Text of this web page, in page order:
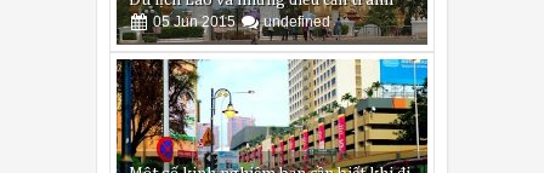
05 Jun 2015 undefined
Một số kinh nghiệm bạn cần biết khi đi